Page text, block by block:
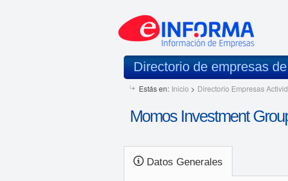
Directorio de empresas
Estás en: Inicio > Directorio Empresas
Momos Investment
Datos Generales